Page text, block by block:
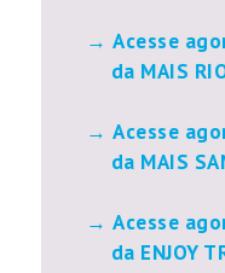
Acesse
da MAIS
Acesse
da MAIS
Acesse
da ENJOY